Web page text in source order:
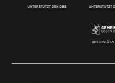
UNTERSTÜTZT DEN DBB UNTERSTÜTZT